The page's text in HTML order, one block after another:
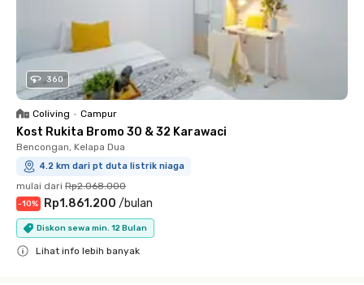
360
Coliving • Campur
Kost Rukita Bromo 30 & 32 Karawaci
Bencongan, Kelapa Dua
4.2 km dari pt duta listrik niaga
mulai dari Rp2.068.000
-10% Rp1.861.200 /bulan
Diskon sewa min. 12 Bulan
Lihat info lebih banyak